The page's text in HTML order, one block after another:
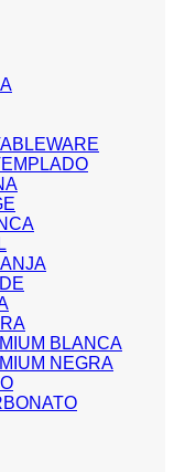
BLANCA
NEGRA